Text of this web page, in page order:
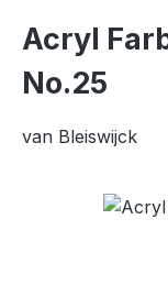
Acryl
No.25
van Bleiswijck
Bildergalerie